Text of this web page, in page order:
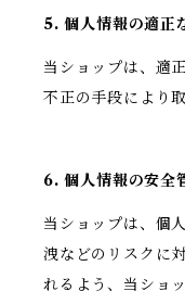
5. 個人情報の適正
当ショップは、適
不正の手段により
6. 個人情報の安全
当ショップは、個
洩などのリスクに
れるよう、当ショ